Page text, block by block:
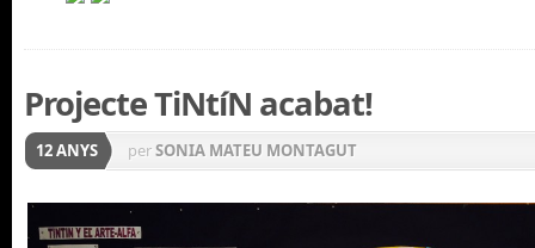
Projecte TiNtíN acabat!
12 ANYS perSONIA MATEU MONTAGUT